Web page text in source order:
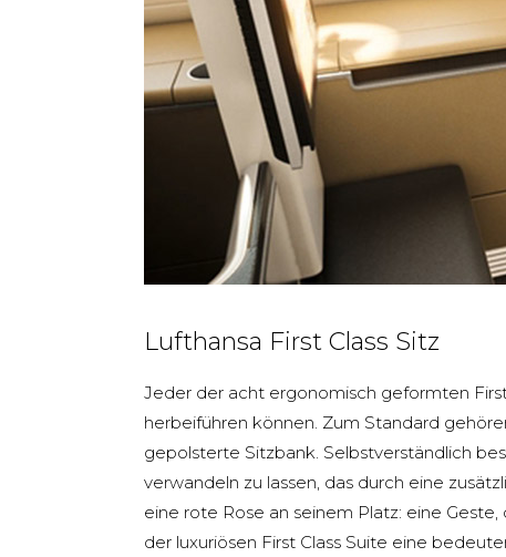
Lufthansa First Class Sitz
Jeder der acht ergonomisch geformten
herbeiführen können. Zum Standard
gepolsterte Sitzbank. Selbstverständlich
verwandeln zu lassen, das durch eine
eine rote Rose an seinem Platz: eine
der luxuriösen First Class Suite eine